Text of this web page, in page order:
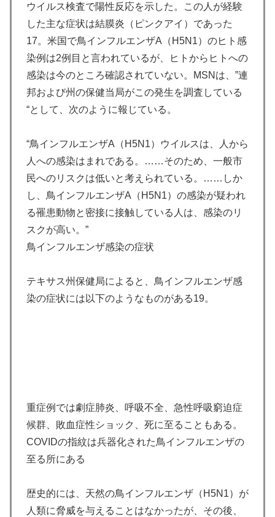
ウイルス検査で陽性反応を示した。この人が経験
した主な症状は結膜炎（ピンクアイ）であった
17。米国で鳥インフルエンザA（H5N1）のヒト感
染例は2例目と言われているが、ヒトからヒトへの
感染は今のところ確認されていない。MSNは、”連
邦および州の保健当局がこの発生を調査している
“として、次のように報じている。
“鳥インフルエンザA（H5N1）ウイルスは、人から
人への感染はまれである。……そのため、一般市
民へのリスクは低いと考えられている。……しか
し、鳥インフルエンザA（H5N1）の感染が疑われ
る罹患動物と密接に接触している人は、感染のリ
スクが高い。”
鳥インフルエンザ感染の症状
テキサス州保健局によると、鳥インフルエンザ感
染の症状には以下のようなものがある19。
重症例では劇症肺炎、呼吸不全、急性呼吸窮迫症
候群、敗血症性ショック、死に至ることもある。
COVIDの指紋は兵器化された鳥インフルエンザの
至る所にある
歴史的には、天然の鳥インフルエンザ（H5N1）が
人類に脅威を与えることはなかったが、その後、